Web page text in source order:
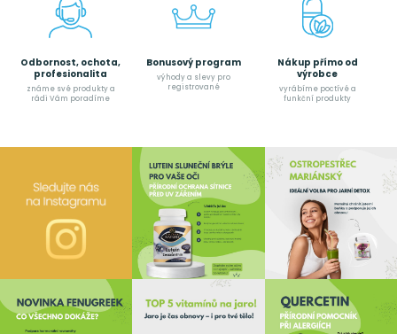
Odbornost, ochota,
profesionalita
známe své produkty a
rádi Vám poradíme
Bonusový program
výhody a slevy pro
registrované
Nákup přímo od
výrobce
vyrábíme poctívé a
funkční produkty